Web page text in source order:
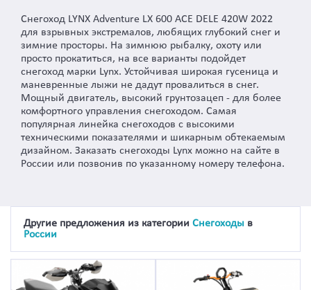
Снегоход LYNX Adventure LX 600 ACE DELE 420W 2022
для взрывных экстремалов, любящих глубокий снег и
зимние просторы. На зимнюю рыбалку, охоту или
просто прокатиться, на все варианты подойдет
снегоход марки Lynx. Устойчивая широкая гусеница и
маневренные лыжи не дадут провалиться в снег.
Мощный двигатель, высокий грунтозацеп - для более
комфортного управления снегоходом. Самая
популярная линейка снегоходов с высокими
техническими показателями и шикарным обтекаемым
дизайном. Заказать снегоходы Lynx можно на сайте в
России или позвонив по указанному номеру телефона.
Другие предложения из категории Снегоходы в
России